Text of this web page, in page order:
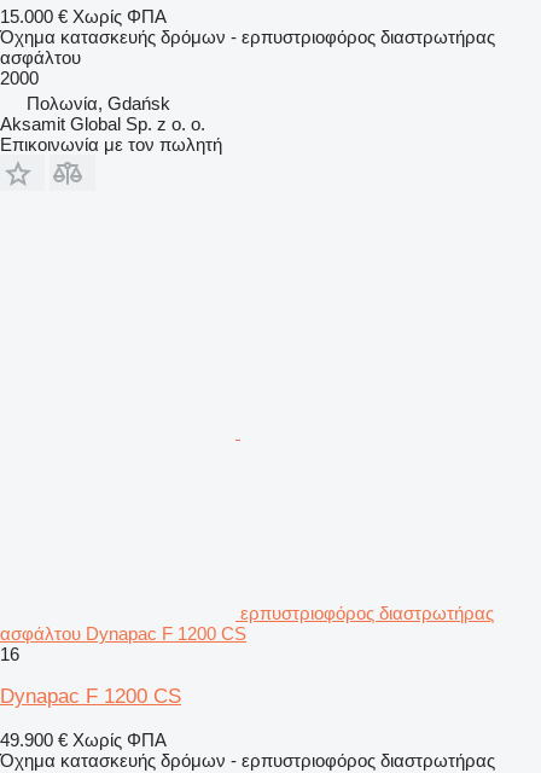
15.000 € Χωρίς ΦΠΑ
Όχημα κατασκευής δρόμων - ερπυστριοφόρος διαστρωτήρας
ασφάλτου
2000
Πολωνία, Gdańsk
Aksamit Global Sp. z o. o.
Επικοινωνία με τον πωλητή
ερπυστριοφόρος διαστρωτήρας
ασφάλτου Dynapac F 1200 CS
16
Dynapac F 1200 CS
49.900 € Χωρίς ΦΠΑ
Όχημα κατασκευής δρόμων - ερπυστριοφόρος διαστρωτήρας